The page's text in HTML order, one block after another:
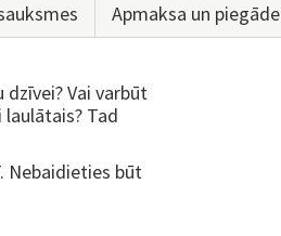
Apmaksa un piegāde
Vai varbūt
Tad
Nebaidieties būt